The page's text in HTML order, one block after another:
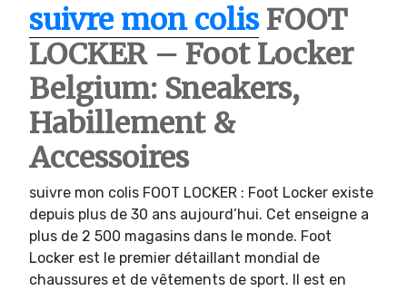
suivre mon colisFOOT
LOCKER – Foot Locker
Belgium: Sneakers,
Habillement &
Accessoires
suivre mon colis FOOT LOCKER : Foot Locker existe
depuis plus de 30 ans aujourd’hui. Cet enseigne a
plus de 2 500 magasins dans le monde. Foot
Locker est le premier détaillant mondial de
chaussures et de vêtements de sport. Il est en